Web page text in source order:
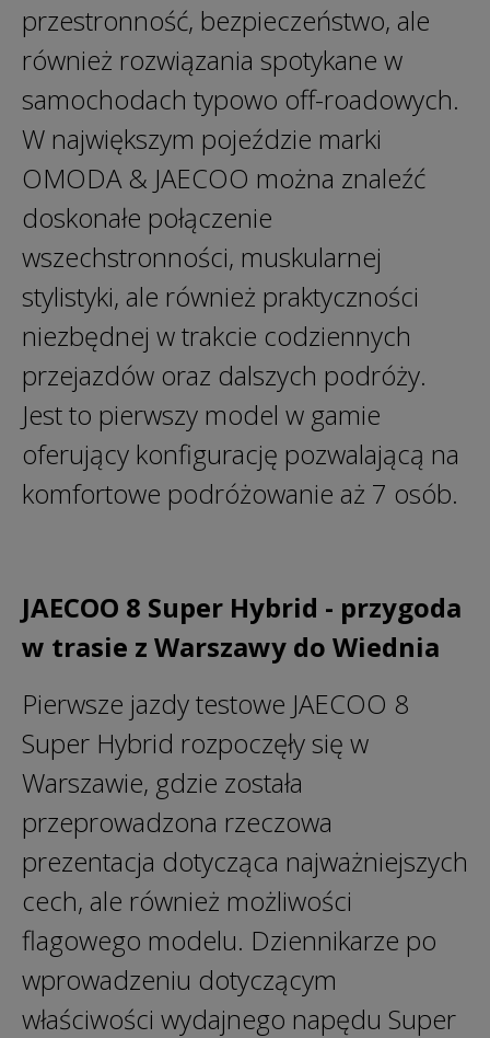
przestronność, bezpieczeństwo, ale
również rozwiązania spotykane w
samochodach typowo off-roadowych.
W największym pojeździe marki
OMODA & JAECOO można znaleźć
doskonałe połączenie
wszechstronności, muskularnej
stylistyki, ale również praktyczności
niezbędnej w trakcie codziennych
przejazdów oraz dalszych podróży.
Jest to pierwszy model w gamie
oferujący konfigurację pozwalającą na
komfortowe podróżowanie aż 7 osób.
JAECOO 8 Super Hybrid - przygoda
w trasie z Warszawy do Wiednia
Pierwsze jazdy testowe JAECOO 8
Super Hybrid rozpoczęły się w
Warszawie, gdzie została
przeprowadzona rzeczowa
prezentacja dotycząca najważniejszych
cech, ale również możliwości
flagowego modelu. Dziennikarze po
wprowadzeniu dotyczącym
właściwości wydajnego napędu Super